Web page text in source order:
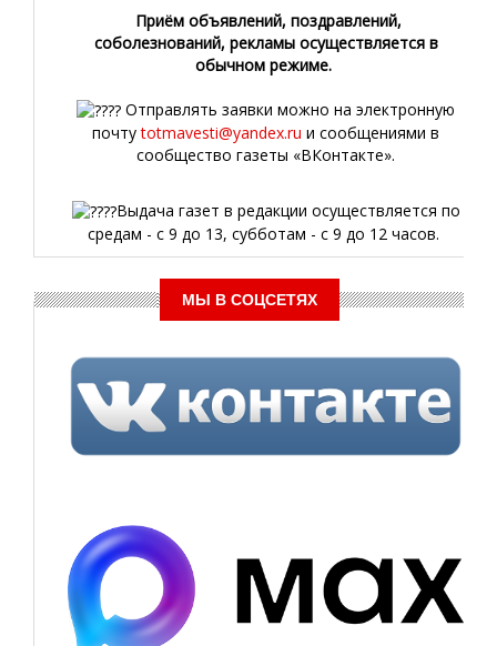
Приём объявлений, поздравлений,
соболезнований, рекламы осуществляется в
обычном режиме.
Отправлять заявки можно на электронную
почтуtotmavesti@yandex.ru и сообщениями в
сообщество газеты «ВКонтакте».
Выдача газет в редакции осуществляется по
средам - с 9 до 13, субботам - с 9 до 12 часов.
МЫ В СОЦСЕТЯХ